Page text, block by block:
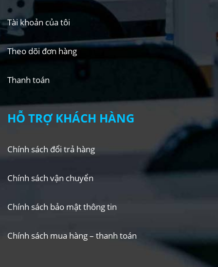
Tài khoản của tôi
Theo dõi đơn hàng
Thanh toán
HỖ TRỢ KHÁCH HÀNG
Chính sách đổi trả hàng
Chính sách vận chuyển
Chính sách bảo mật thông tin
Chính sách mua hàng – thanh toán